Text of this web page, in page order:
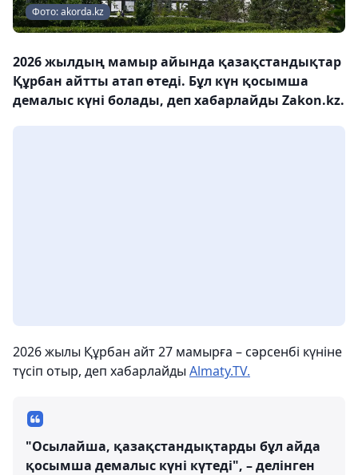
Фото: akorda.kz
2026 жылдың мамыр айында қазақстандықтар
Құрбан айтты атап өтеді. Бұл күн қосымша
демалыс күні болады, деп хабарлайды Zakon.kz.
2026 жылы Құрбан айт 27 мамырға – сәрсенбі күніне
түсіп отыр, деп хабарлайды Almaty.TV.
"Осылайша, қазақстандықтарды бұл айда
қосымша демалыс күні күтеді", – делінген